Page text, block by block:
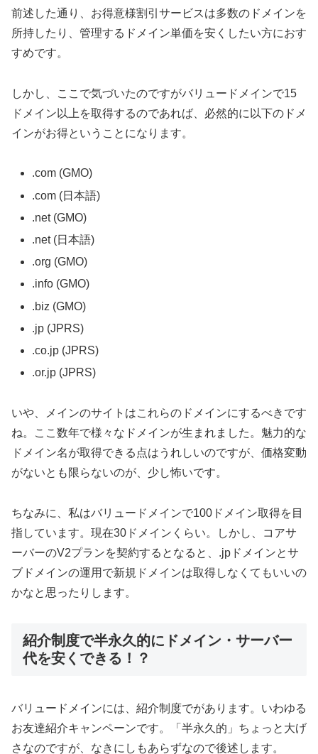
前述した通り、お得意様割引サービスは多数のドメインを
所持したり、管理するドメイン単価を安くしたい方におす
すめです。
しかし、ここで気づいたのですがバリュードメインで15
ドメイン以上を取得するのであれば、必然的に以下のドメ
インがお得ということになります。
.com (GMO)
.com (日本語)
.net (GMO)
.net (日本語)
.org (GMO)
.info (GMO)
.biz (GMO)
.jp (JPRS)
.co.jp (JPRS)
.or.jp (JPRS)
いや、メインのサイトはこれらのドメインにするべきです
ね。ここ数年で様々なドメインが生まれました。魅力的な
ドメイン名が取得できる点はうれしいのですが、価格変動
がないとも限らないのが、少し怖いです。
ちなみに、私はバリュードメインで100ドメイン取得を目
指しています。現在30ドメインくらい。しかし、コアサ
ーバーのV2プランを契約するとなると、.jpドメインとサ
ブドメインの運用で新規ドメインは取得しなくてもいいの
かなと思ったりします。
紹介制度で半永久的にドメイン・サーバー
代を安くできる！？
バリュードメインには、紹介制度でがあります。いわゆる
お友達紹介キャンペーンです。「半永久的」ちょっと大げ
さなのですが、なきにしもあらずなので後述します。